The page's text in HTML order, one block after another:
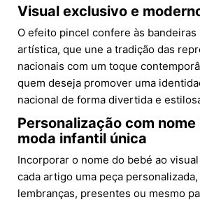
Visual exclusivo e
O efeito pincel confere às bandeiras
artística, que une a tradição das
nacionais com um toque
quem deseja promover uma
nacional de forma divertida e
Personalização com nome
moda infantil única
Incorporar o nome do bebé ao
cada artigo uma peça
lembranças, presentes ou mesmo